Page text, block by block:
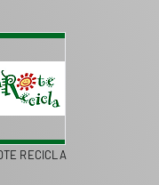
LANZAROTE RECICLA